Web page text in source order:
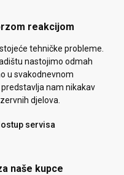
reakcijom
tehničke probleme.
nastojimo odmah
u svakodnevnom
nam nikakav
djelova.
servisa
naše kupce